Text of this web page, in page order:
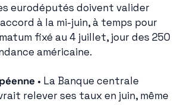
eurodéputés doivent valider
à la mi-juin, à temps pour
fixé au 4 juillet, jour des 250
américaine.
• La Banque centrale
relever ses taux en juin, même